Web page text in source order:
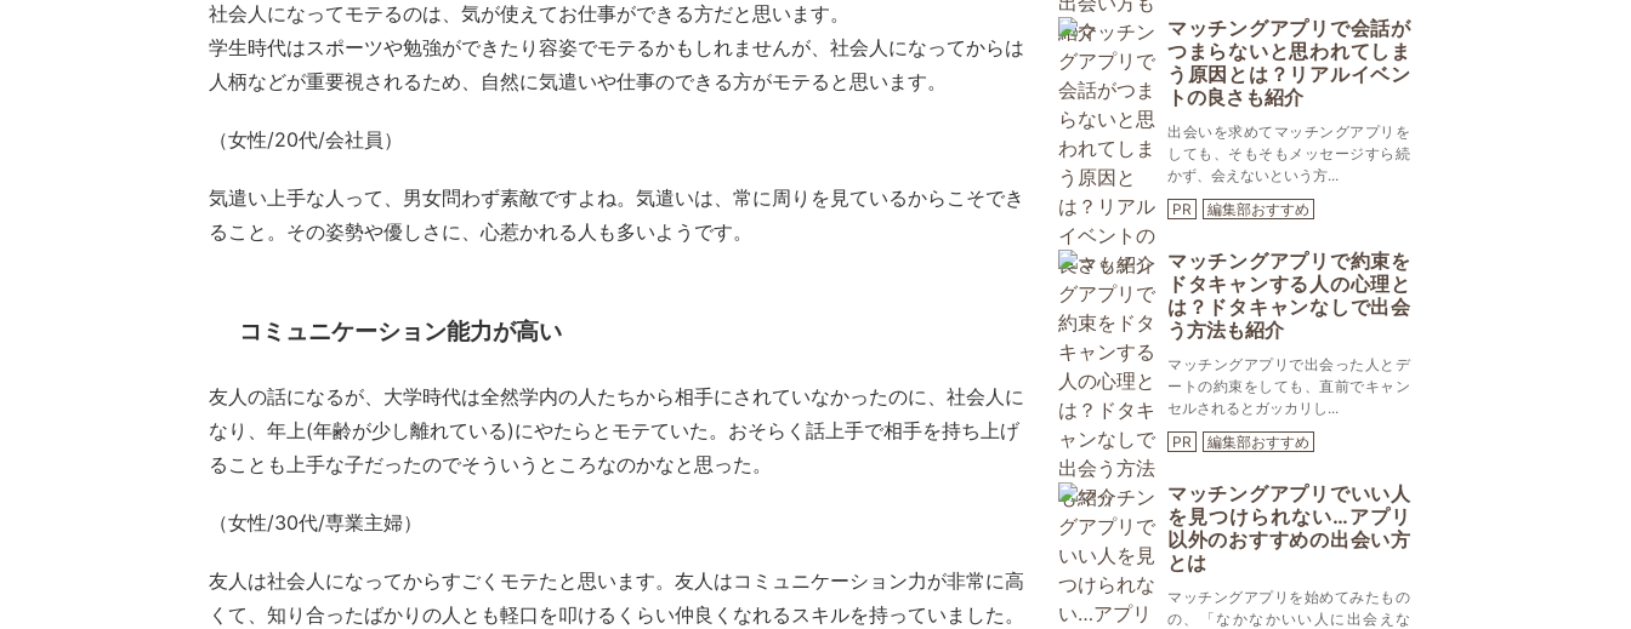
社会人になってモテるのは、気が使えてお仕事ができる方だと思います。
学生時代はスポーツや勉強ができたり容姿でモテるかもしれませんが、社会人になってからは
人柄などが重要視されるため、自然に気遣いや仕事のできる方がモテると思います。
（女性/20代/会社員）
気遣い上手な人って、男女問わず素敵ですよね。気遣いは、常に周りを見ているからこそでき
ること。その姿勢や優しさに、心惹かれる人も多いようです。
コミュニケーション能力が高い
友人の話になるが、大学時代は全然学内の人たちから相手にされていなかったのに、社会人に
なり、年上(年齢が少し離れている)にやたらとモテていた。おそらく話上手で相手を持ち上げ
ることも上手な子だったのでそういうところなのかなと思った。
（女性/30代/専業主婦）
友人は社会人になってからすごくモテたと思います。友人はコミュニケーション力が非常に高
くて、知り合ったばかりの人とも軽口を叩けるくらい仲良くなれるスキルを持っていました。
マッチングアプリで会話が
つまらないと思われてしま
う原因とは？リアルイベン
トの良さも紹介
出会いを求めてマッチングアプリを
しても、そもそもメッセージすら続
かず、会えないという方...
PR
編集部おすすめ
マッチングアプリで約束を
ドタキャンする人の心理と
は？ドタキャンなしで出会
う方法も紹介
マッチングアプリで出会った人とデ
ートの約束をしても、直前でキャン
セルされるとガッカリし...
PR
編集部おすすめ
マッチングアプリでいい人
を見つけられない…アプリ
以外のおすすめの出会い方
とは
マッチングアプリを始めてみたもの
の、「なかなかいい人に出会えな